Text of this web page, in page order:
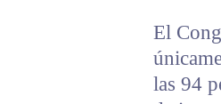
El
las 94